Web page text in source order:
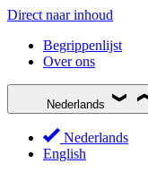
Direct naar inhoud
Begrippenlijst
Over ons
Nederlands
Nederlands
English